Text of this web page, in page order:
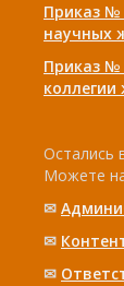
Приказ №
научных
Приказ №
Остались
Можете
✉
✉
✉